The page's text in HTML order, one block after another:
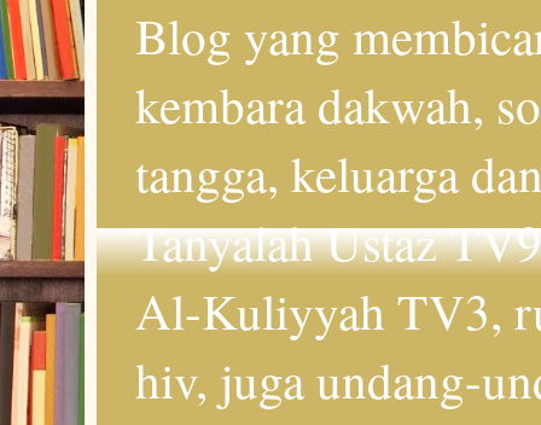
Blog yang
kembara dakwah,
tangga, keluarga
Tanyalah Ustaz
Al-Kuliyyah TV3,
hiv, juga undang-